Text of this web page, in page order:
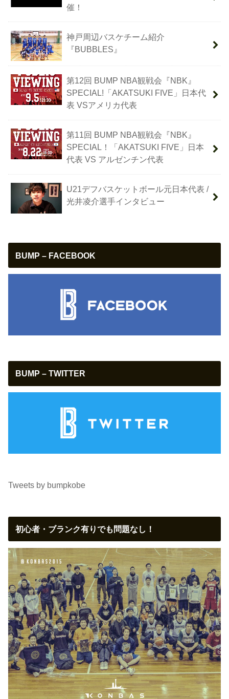
催！
神戸周辺バスケチーム紹介
『BUBBLES』
第12回 BUMP NBA観戦会『NBK』
SPECIAL!「AKATSUKI FIVE」日本代
表 VSアメリカ代表
第11回 BUMP NBA観戦会『NBK』
SPECIAL！「AKATSUKI FIVE」日本
代表 VS アルゼンチン代表
U21デフバスケットボール元日本代表 /
光井凌介選手インタビュー
BUMP – FACEBOOK
BUMP – TWITTER
Tweets by bumpkobe
初心者・ブランク有りでも問題なし！